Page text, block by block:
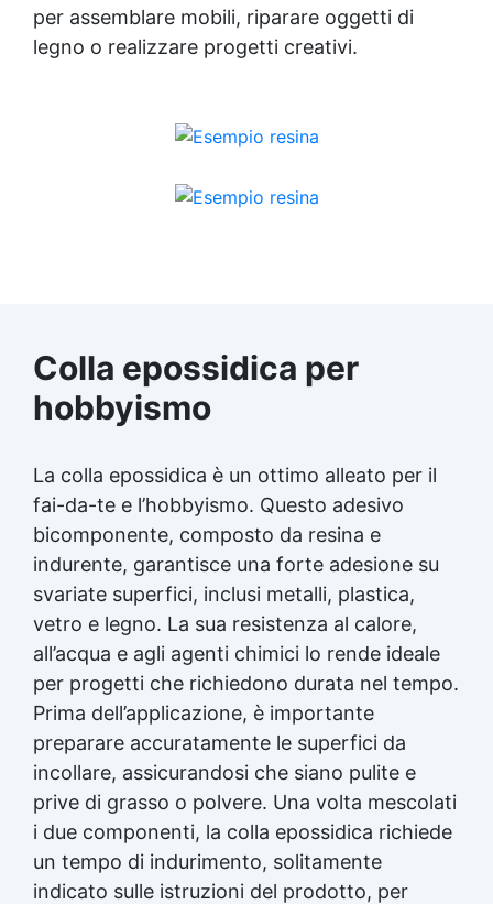
per assemblare mobili, riparare oggetti di
legno o realizzare progetti creativi.
Colla epossidica per
hobbyismo
La colla epossidica è un ottimo alleato per il
fai-da-te e l’hobbyismo. Questo adesivo
bicomponente, composto da resina e
indurente, garantisce una forte adesione su
svariate superfici, inclusi metalli, plastica,
vetro e legno. La sua resistenza al calore,
all’acqua e agli agenti chimici lo rende ideale
per progetti che richiedono durata nel tempo.
Prima dell’applicazione, è importante
preparare accuratamente le superfici da
incollare, assicurandosi che siano pulite e
prive di grasso o polvere. Una volta mescolati
i due componenti, la colla epossidica richiede
un tempo di indurimento, solitamente
indicato sulle istruzioni del prodotto, per